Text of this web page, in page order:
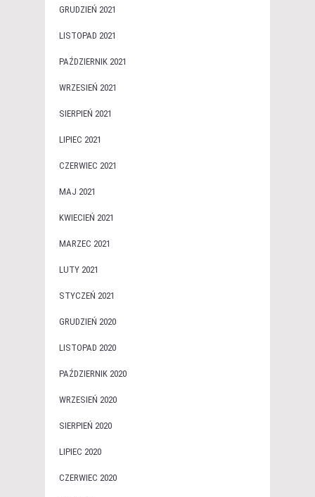
GRUDZIEŃ 2021
LISTOPAD 2021
PAŹDZIERNIK 2021
WRZESIEŃ 2021
SIERPIEŃ 2021
LIPIEC 2021
CZERWIEC 2021
MAJ 2021
KWIECIEŃ 2021
MARZEC 2021
LUTY 2021
STYCZEŃ 2021
GRUDZIEŃ 2020
LISTOPAD 2020
PAŹDZIERNIK 2020
WRZESIEŃ 2020
SIERPIEŃ 2020
LIPIEC 2020
CZERWIEC 2020